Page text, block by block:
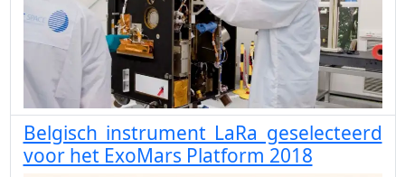
Belgisch instrument LaRa geselecteerd
voor het ExoMars Platform 2018